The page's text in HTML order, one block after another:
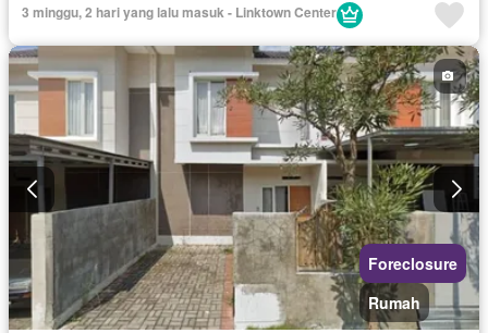
3 minggu, 2 hari yang lalu masuk - Linktown Center
Foreclosure
Rumah